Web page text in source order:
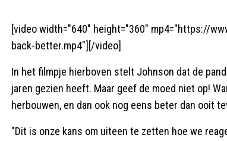
[video width="640" height="360" mp4="https://
back-better.mp4"][/video]
In het filmpje hierboven stelt Johnson dat de
jaren gezien heeft. Maar geef de moed niet op!
herbouwen, en dan ook nog eens beter dan ooit
"Dit is onze kans om uiteen te zetten hoe we